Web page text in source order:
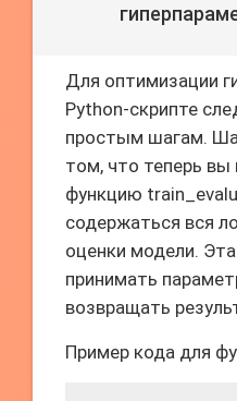
Для оптимизации
Python-скрипте
простым шагам.
том, что теперь
функцию
содержаться вся
оценки модели.
принимать
возвращать
Пример кода для